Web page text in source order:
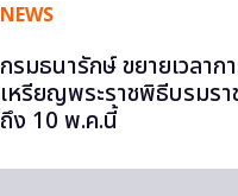
NEWS
กรมธนารักษ์ ขยายเวลาก
เหรียญพระราชพิธีบรมรา
ถึง 10 พ.ค.นี้